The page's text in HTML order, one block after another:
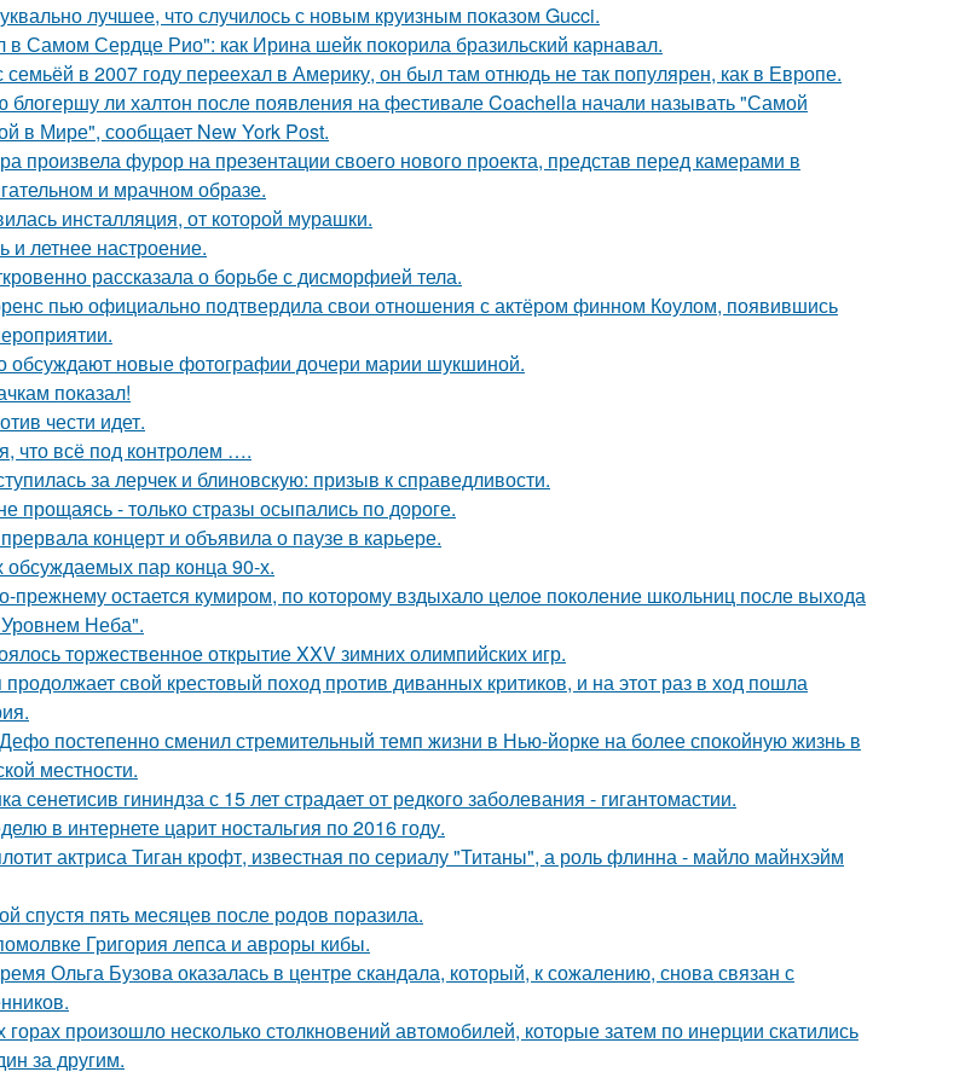
лучшее, что случилось с новым круизным показом Gucci.
в Самом Сердце Рио": как Ирина шейк покорила бразильский карнавал.
семьёй в 2007 году переехал в Америку, он был там отнюдь не так популярен, как в Европе.
блогершу ли халтон после появления на фестивале Coachella начали называть "Самой
в Мире", сообщает New York Post.
произвела фурор на презентации своего нового проекта, представ перед камерами в
и мрачном образе.
инсталляция, от которой мурашки.
и летнее настроение.
рассказала о борьбе с дисморфией тела.
пью официально подтвердила свои отношения с актёром финном Коулом, появившись
обсуждают новые фотографии дочери марии шукшиной.
показал!
чести идет.
что всё под контролем ….
за лерчек и блиновскую: призыв к справедливости.
прощаясь - только стразы осыпались по дороге.
концерт и объявила о паузе в карьере.
пар конца 90-х.
прежнему остается кумиром, по которому вздыхало целое поколение школьниц после выхода
Неба".
торжественное открытие XXV зимних олимпийских игр.
свой крестовый поход против диванных критиков, и на этот раз в ход пошла
постепенно сменил стремительный темп жизни в Нью-йорке на более спокойную жизнь в
местности.
сенетисив гининдза с 15 лет страдает от редкого заболевания - гигантомастии.
в интернете царит ностальгия по 2016 году.
актриса Тиган крофт, известная по сериалу "Титаны", а роль флинна - майло майнхэйм
спустя пять месяцев после родов поразила.
Григория лепса и авроры кибы.
Ольга Бузова оказалась в центре скандала, который, к сожалению, снова связан с
горах произошло несколько столкновений автомобилей, которые затем по инерции скатились
за другим.